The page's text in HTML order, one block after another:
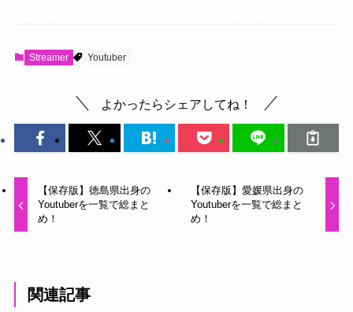
Streamer Youtuber
よかったらシェアしてね！
【保存版】徳島県出身の
Youtuberを一覧で総まと
め！
【保存版】愛媛県出身の
Youtuberを一覧で総まと
め！
関連記事